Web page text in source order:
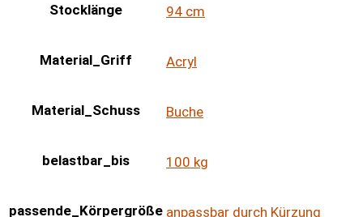
Stocklänge 94 cm
Material_Griff Acryl
Material_Schuss Buche
belastbar_bis 100 kg
passende_Körpergröße anpassbar durch Kürzung